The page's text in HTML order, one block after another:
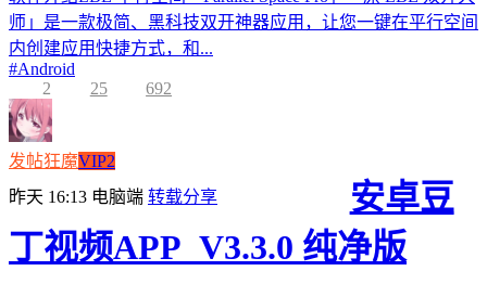
师」是一款极简、黑科技双开神器应用，让您一键在平行空间
内创建应用快捷方式，和...
#Android
2
25 692
发帖狂魔VIP2
昨天 16:13 电脑端 转载分享
安卓豆
丁视频APP_V3.3.0 纯净版